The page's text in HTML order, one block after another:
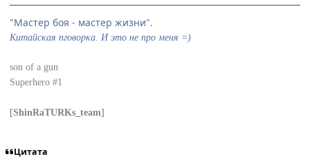
"Мастер боя - мастер жизни".
Китайская пговорка. И это не про меня =)
son of a gun
Superhero #1
[ShinRaTURKs_team]
Цитата